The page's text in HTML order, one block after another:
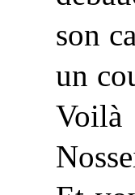
son
un